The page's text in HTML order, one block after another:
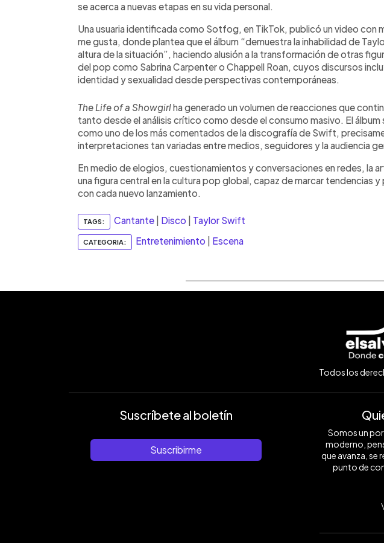
se acerca a nuevas etapas en su vida personal.
Una usuaria identificada como Sotfog, en TikTok, publicó un video con
me gusta, donde plantea que el álbum “demuestra la inhabilidad de
altura de la situación”, haciendo alusión a la transformación de otras
del pop como Sabrina Carpenter o Chappell Roan, cuyos discursos
identidad y sexualidad desde perspectivas contemporáneas.
The Life of a Showgirlha generado un volumen de reacciones que
tanto desde el análisis crítico como desde el consumo masivo. El álbum
como uno de los más comentados de la discografía de Swift,
interpretaciones tan variadas entre medios, seguidores y la audiencia
En medio de elogios, cuestionamientos y conversaciones en redes, la
una figura central en la cultura pop global, capaz de marcar tendencias
con cada nuevo lanzamiento.
TAGS: Cantante Disco Taylor Swift
CATEGORIA: Entretenimiento Escena
Todos los
Suscríbete al boletín
Suscribirme
Somos un
moderno,
que avanza, se
punto de